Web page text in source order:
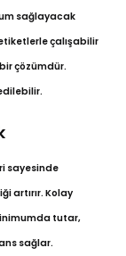
sağlayacak
çalışabilir
çözümdür.
sayesinde
artırır. Kolay
tutar,
sağlar.